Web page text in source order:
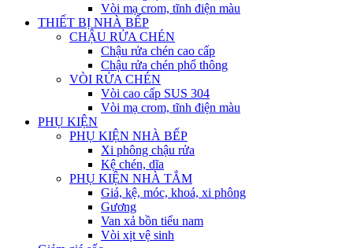
Vòi mạ crom, tĩnh điện màu
THIẾT BỊ NHÀ BẾP
CHẬU RỬA CHÉN
Chậu rửa chén cao cấp
Chậu rửa chén phổ thông
VÒI RỬA CHÉN
Vòi cao cấp SUS 304
Vòi mạ crom, tĩnh điện màu
PHỤ KIỆN
PHỤ KIỆN NHÀ BẾP
Xi phông chậu rửa
Kệ chén, dĩa
PHỤ KIỆN NHÀ TẮM
Giá, kệ, móc, khoá, xi phông
Gương
Van xả bồn tiểu nam
Vòi xịt vệ sinh